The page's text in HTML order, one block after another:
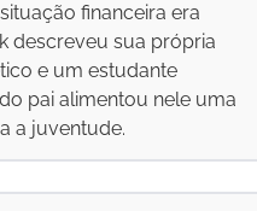
financeira era
descreveu sua própria
e um estudante
pai alimentou nele uma
a juventude.